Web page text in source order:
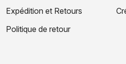
Expédition et Retours
Politique de retour